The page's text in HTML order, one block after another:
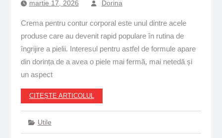
martie 17, 2026 Dorina
Crema pentru contur corporal este unul dintre acele
produse care au devenit rapid populare în rutina de
îngrijire a pielii. Interesul pentru astfel de formule apare
din dorința de a avea o piele mai fermă, mai netedă și
un aspect
CITEȘTE ARTICOLUL
Utile